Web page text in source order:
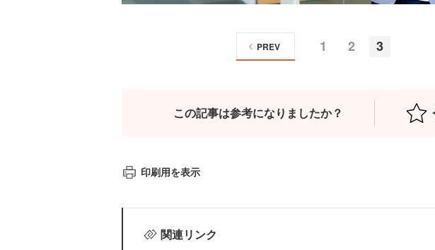
1 2 3
PREV
この記事は参考になりましたか？
印刷用を表示
関連リンク